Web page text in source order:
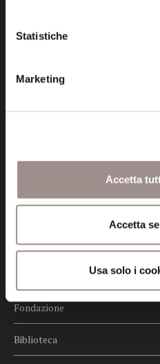
Statistiche
Marketing
Accetta
Accetta
Usa solo i
Whistleblowing
Menu
Fondazione
Biblioteca